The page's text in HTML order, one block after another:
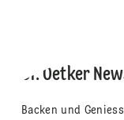
Dr. Oetker
Backen und